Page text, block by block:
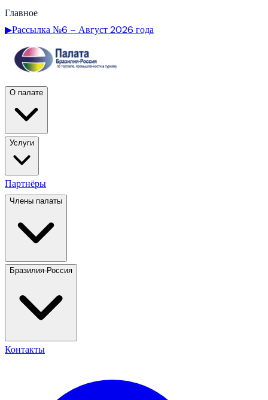
Главное
▶Рассылка №6 – Август 2026 года
О палате
Услуги
Партнёры
Члены палаты
Бразилия-Россия
Контакты